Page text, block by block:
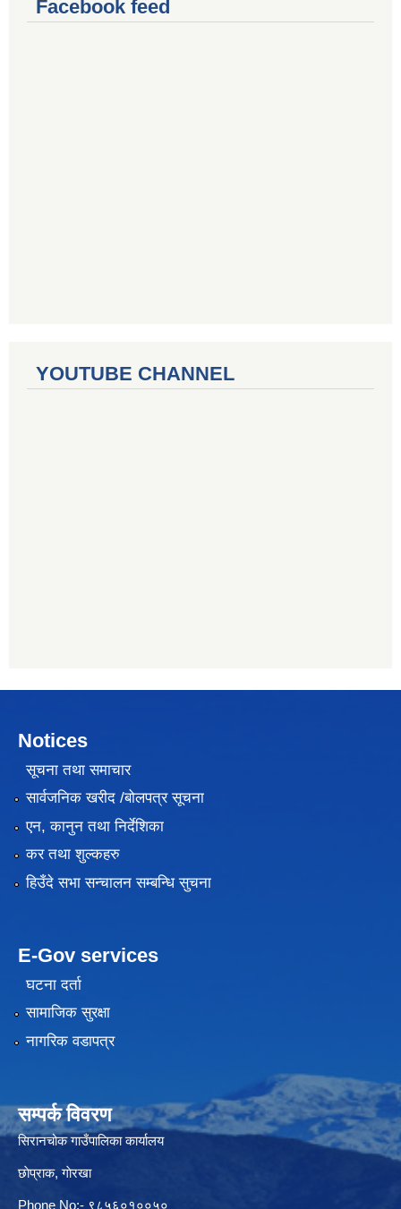
Facebook feed
YOUTUBE CHANNEL
Notices
सूचना तथा समाचार
सार्वजनिक खरीद /बोलपत्र सूचना
एन, कानुन तथा निर्देशिका
कर तथा शुल्कहरु
हिउँदे सभा सन्चालन सम्बन्धि सुचना
E-Gov services
घटना दर्ता
सामाजिक सुरक्षा
नागरिक वडापत्र
सम्पर्क विवरण
सिरानचोक गाउँपालिका कार्यालय
छाेप्राक, गाेरखा
Phone No:- ९८५६०१००५०